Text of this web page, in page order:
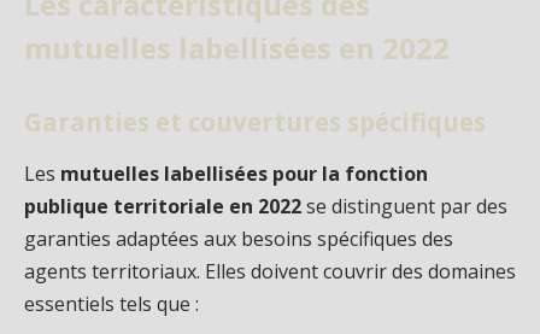
mutuelles labellisées en 2022
Garanties et couvertures spécifiques
Les mutuelles labellisées pour la fonction
publique territoriale en 2022se distinguent par des
garanties adaptées aux besoins spécifiques des
agents territoriaux. Elles doivent couvrir des domaines
essentiels tels que :